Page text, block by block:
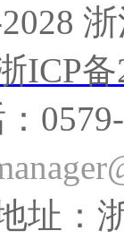
ICP备
址：